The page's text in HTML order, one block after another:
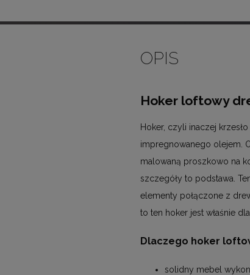
OPIS
Hoker loftowy
Hoker, czyli inaczej
impregnowanego olejem.
malowaną proszkowo na
szczegóły to podstawa.
elementy połączone z
to ten hoker jest właśnie
Dlaczego hoker
solidny mebel